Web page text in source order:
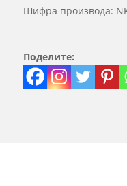
Шифра производа:
Поделите: